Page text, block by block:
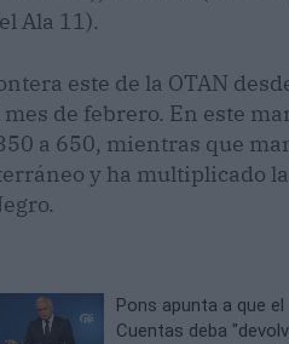
Ala 11).
este de la OTAN
de febrero. En este
a 650, mientras que
y ha multiplicado
Pons apunta a que el
Cuentas deba